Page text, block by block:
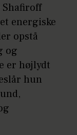
energiske
opstå
og
er højlydt
hun